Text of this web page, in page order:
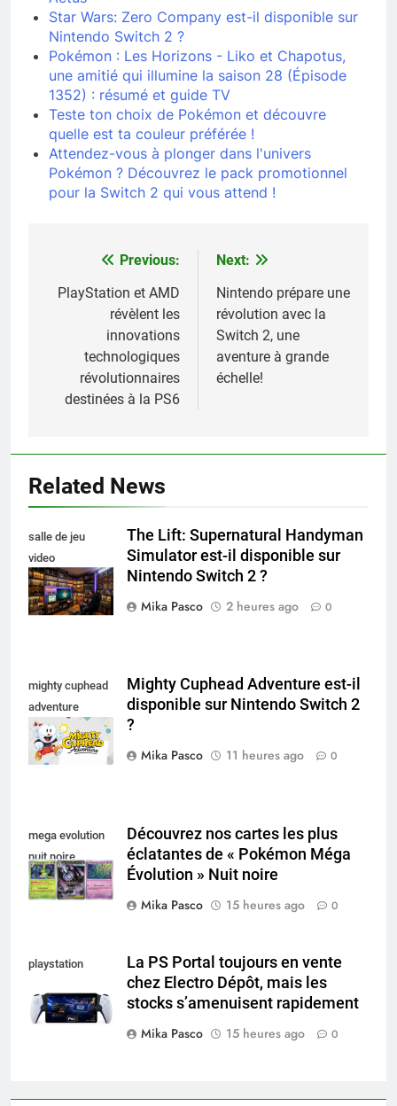
Star Wars: Zero Company est-il disponible sur
Nintendo Switch 2 ?
Pokémon : Les Horizons - Liko et Chapotus,
une amitié qui illumine la saison 28 (Épisode
1352) : résumé et guide TV
Teste ton choix de Pokémon et découvre
quelle est ta couleur préférée !
Attendez-vous à plonger dans l'univers
Pokémon ? Découvrez le pack promotionnel
pour la Switch 2 qui vous attend !
Navigation
de
l’article
Previous:
PlayStation et AMD
révèlent les
innovations
technologiques
révolutionnaires
destinées à la PS6
Next:
Nintendo prépare une
révolution avec la
Switch 2, une
aventure à grande
échelle!
Related News
salle de jeu
video
collectionneur
The Lift: Supernatural Handyman
Simulator est-il disponible sur
Nintendo Switch 2 ?
Mika Pasco
2 heures ago 0
mighty cuphead
adventure
nintendo switch
Mighty Cuphead Adventure est-il
disponible sur Nintendo Switch 2
?
Mika Pasco
11 heures ago 0
mega evolution
nuit noire
Découvrez nos cartes les plus
éclatantes de « Pokémon Méga
Évolution » Nuit noire
Mika Pasco
15 heures ago 0
playstation
La PS Portal toujours en vente
chez Electro Dépôt, mais les
stocks s’amenuisent rapidement
Mika Pasco
15 heures ago 0